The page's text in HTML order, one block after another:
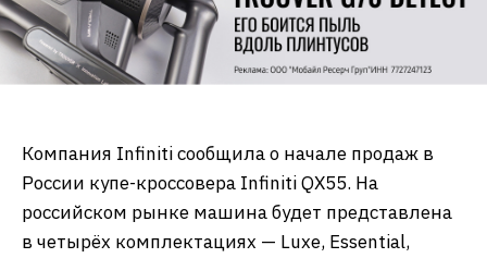
Компания Infiniti сообщила о начале продаж в
России купе-кроссовера Infiniti QX55. На
российском рынке машина будет представлена
в четырёх комплектациях — Luxe, Essential,